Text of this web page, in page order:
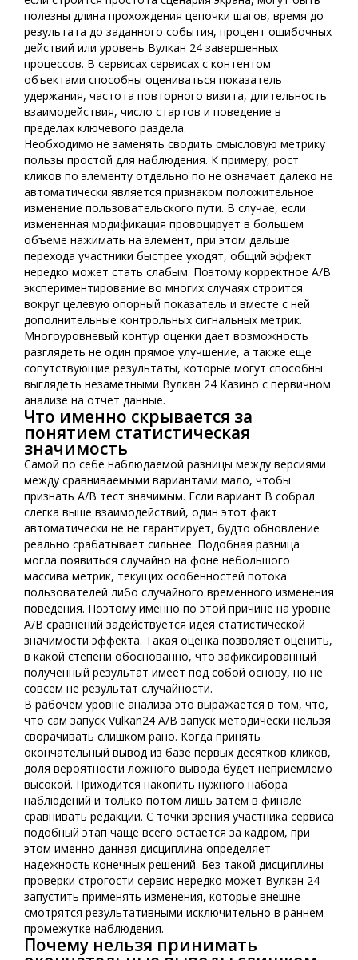
полезны длина прохождения цепочки шагов, время до
результата до заданного события, процент ошибочных
действий или уровень Вулкан 24 завершенных
процессов. В сервисах сервисах с контентом
объектами способны оцениваться показатель
удержания, частота повторного визита, длительность
взаимодействия, число стартов и поведение в
пределах ключевого раздела.
Необходимо не заменять сводить смысловую метрику
пользы простой для наблюдения. К примеру, рост
кликов по элементу отдельно по не означает далеко не
автоматически является признаком положительное
изменение пользовательского пути. В случае, если
измененная модификация провоцирует в большем
объеме нажимать на элемент, при этом дальше
перехода участники быстрее уходят, общий эффект
нередко может стать слабым. Поэтому корректное A/B
экспериментирование во многих случаях строится
вокруг целевую опорный показатель и вместе с ней
дополнительные контрольных сигнальных метрик.
Многоуровневый контур оценки дает возможность
разглядеть не один прямое улучшение, а также еще
сопутствующие результаты, которые могут способны
выглядеть незаметными Вулкан 24 Казино с первичном
анализе на отчет данные.
Что именно скрывается за
понятием статистическая
значимость
Самой по себе наблюдаемой разницы между версиями
между сравниваемыми вариантами мало, чтобы
признать A/B тест значимым. Если вариант B собрал
слегка выше взаимодействий, один этот факт
автоматически не не гарантирует, будто обновление
реально срабатывает сильнее. Подобная разница
могла появиться случайно на фоне небольшого
массива метрик, текущих особенностей потока
пользователей либо случайного временного изменения
поведения. Поэтому именно по этой причине на уровне
A/B сравнений задействуется идея статистической
значимости эффекта. Такая оценка позволяет оценить,
в какой степени обоснованно, что зафиксированный
полученный результат имеет под собой основу, но не
совсем не результат случайности.
В рабочем уровне анализа это выражается в том, что,
что сам запуск Vulkan24 A/B запуск методически нельзя
сворачивать слишком рано. Когда принять
окончательный вывод из базе первых десятков кликов,
доля вероятности ложного вывода будет неприемлемо
высокой. Приходится накопить нужного набора
наблюдений и только потом лишь затем в финале
сравнивать редакции. С точки зрения участника сервиса
подобный этап чаще всего остается за кадром, при
этом именно данная дисциплина определяет
надежность конечных решений. Без такой дисциплины
проверки строгости сервис нередко может Вулкан 24
запустить применять изменения, которые внешне
смотрятся результативными исключительно в раннем
промежутке наблюдения.
Почему нельзя принимать